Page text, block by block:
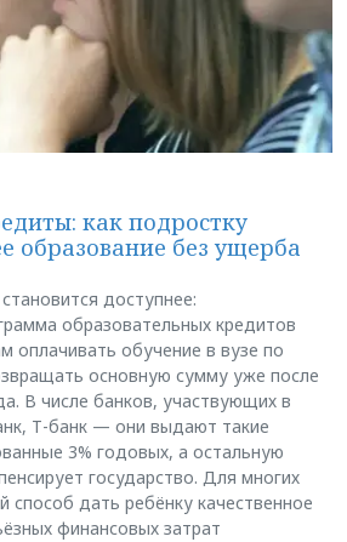
как подростку
образование без ущерба
доступнее:
образовательных кредитов
оплачивать обучение в вузе по
основную сумму уже после
В числе банков, участвующих в
Т-банк — они выдают такие
3% годовых, а остальную
государство. Для многих
дать ребёнку качественное
финансовых затрат